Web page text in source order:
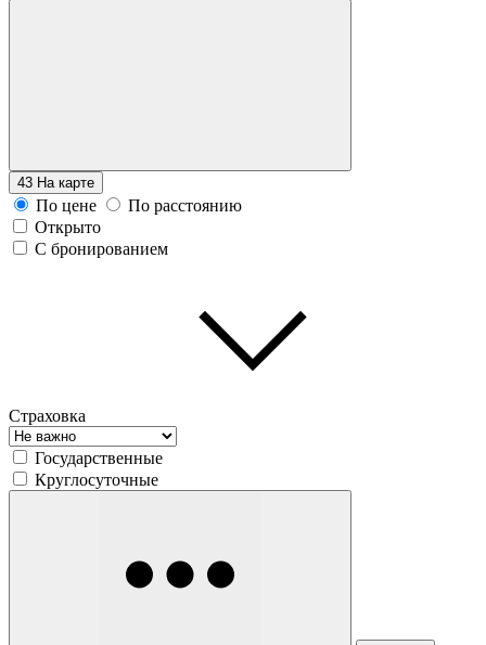
43 На карте
По цене
По расстоянию
Открыто
С бронированием
Страховка
Государственные
Круглосуточные